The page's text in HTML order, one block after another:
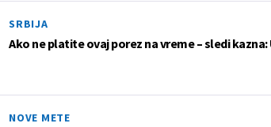
SRBIJA
Ako ne platite ovaj porez na vreme – sledi
NOVE METE